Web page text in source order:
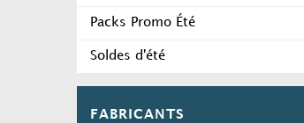
Packs Promo Été
Soldes d'été
FABRICANTS